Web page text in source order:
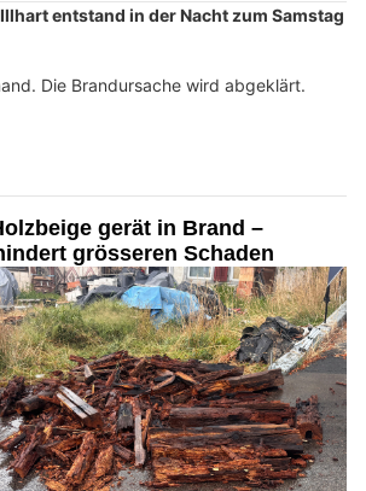
entstand in der Nacht zum Samstag
Die Brandursache wird abgeklärt.
gerät in Brand –
grösseren Schaden